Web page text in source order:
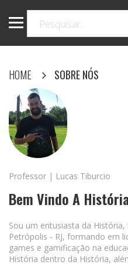
HOME SOBRE NÓS
Professor | Lucas Tiburcio
Bem Vindo A
Sou um entusiasta da
Petrópolis - RJ, formando em
games e gamificação na
História dentro da História,